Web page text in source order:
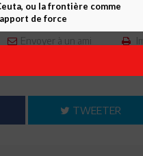
Envoyer à un ami
ARTICLE ?
TWEETER
ou la frontière comme
de force